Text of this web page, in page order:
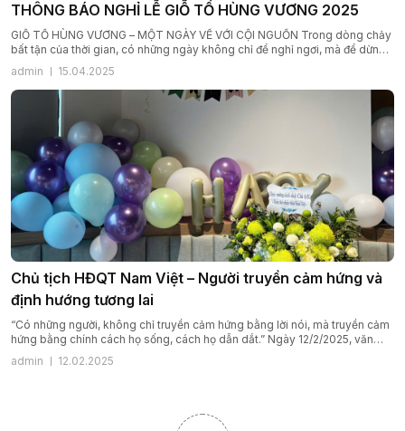
THÔNG BÁO NGHỈ LỄ GIỖ TỔ HÙNG VƯƠNG 2025
GIỖ TỔ HÙNG VƯƠNG – MỘT NGÀY VỀ VỚI CỘI NGUỒN Trong dòng chảy
bất tận của thời gian, có những ngày không chỉ để nghỉ ngơi, mà để dừng
lại – lắng nghe tiếng vọng của lịch sử và thắp lên ngọn lửa tri ân trong tim
mỗi người Việt. Giỗ Tổ Hùng Vương […]
admin 15.04.2025
Chủ tịch HĐQT Nam Việt – Người truyền cảm hứng và
định hướng tương lai
“Có những người, không chỉ truyền cảm hứng bằng lời nói, mà truyền cảm
hứng bằng chính cách họ sống, cách họ dẫn dắt.” Ngày 12/2/2025, văn
phòng Công ty Cổ phần Đầu tư và Phát triển Công nghệ Truyền thông
Nam Việt không chỉ đón một ngày mới, mà đón một dấu mốc đáng […]
admin 12.02.2025